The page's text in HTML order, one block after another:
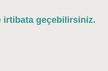
irtibata geçebilirsiniz.